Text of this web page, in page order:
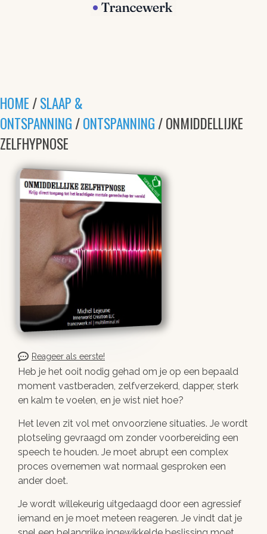
HOME/SLAAP &
ONTSPANNING/ONTSPANNING/ ONMIDDELLIJKE
ZELFHYPNOSE
Reageer als eerste!
Heb je het ooit nodig gehad om je op een bepaald
moment vastberaden, zelfverzekerd, dapper, sterk
en kalm te voelen, en je wist niet hoe?
Het leven zit vol met onvoorziene situaties. Je wordt
plotseling gevraagd om zonder voorbereiding een
speech te houden. Je moet abrupt een complex
proces overnemen wat normaal gesproken een
ander doet.
Je wordt willekeurig uitgedaagd door een agressief
iemand en je moet meteen reageren. Je vindt dat je